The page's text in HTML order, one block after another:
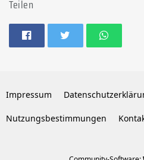
Teilen
Impressum
Nutzungsbestimmungen